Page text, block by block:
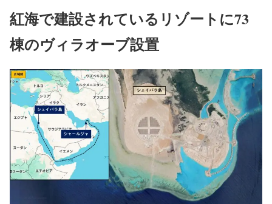
紅海で建設されているリゾートに73
棟のヴィラオーブ設置